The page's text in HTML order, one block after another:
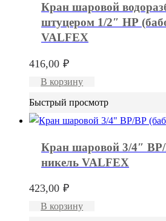
Кран шаровой
штуцером 1/2″ НР
VALFEX
416,00 ₽
В корзину
Быстрый просмотр
Кран шаровой 3/4″
никель VALFEX
423,00 ₽
В корзину